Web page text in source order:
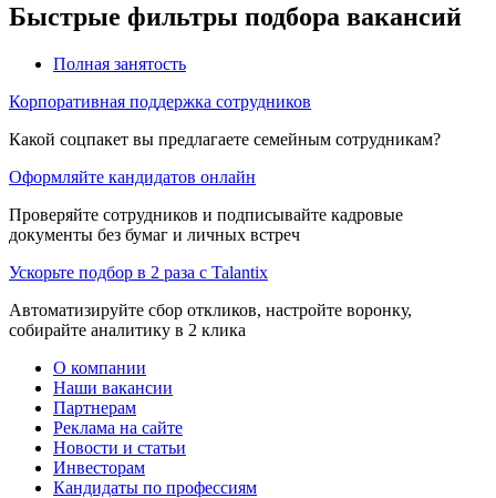
Быстрые фильтры подбора вакансий
Полная занятость
Корпоративная поддержка сотрудников
Какой соцпакет вы предлагаете семейным сотрудникам?
Оформляйте кандидатов онлайн
Проверяйте сотрудников и подписывайте кадровые
документы без бумаг и личных встреч
Ускорьте подбор в 2 раза с Talantix
Автоматизируйте сбор откликов, настройте воронку,
собирайте аналитику в 2 клика
О компании
Наши вакансии
Партнерам
Реклама на сайте
Новости и статьи
Инвесторам
Кандидаты по профессиям